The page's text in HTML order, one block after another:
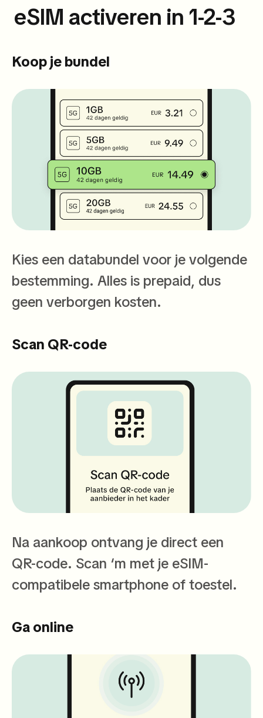
eSIM activeren in 1-2-3
Koop je bundel
Kies een databundel voor je volgende
bestemming. Alles is prepaid, dus
geen verborgen kosten.
Scan QR-code
Na aankoop ontvang je direct een
QR-code. Scan ‘m met je eSIM-
compatibele smartphone of toestel.
Ga online